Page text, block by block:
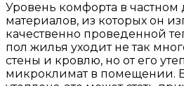
Уровень комфорта в частном
материалов, из которых он
качественно проведенной
пол жилья уходит не так
стены и кровлю, но от его
микроклимат в помещении.